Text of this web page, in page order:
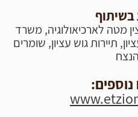
בשיתוף
מטה לארכיאולוגיה, משרד
תיירות גוש עציון, שומרים